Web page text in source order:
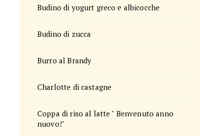
Budino di yogurt greco e albicocche
Budino di zucca
Burro al Brandy
Charlotte di castagne
Coppa di riso al latte " Benvenuto anno
nuovo!"